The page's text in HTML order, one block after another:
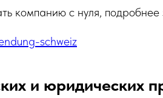
компанию с нуля, подробнее
schweiz
и юридических